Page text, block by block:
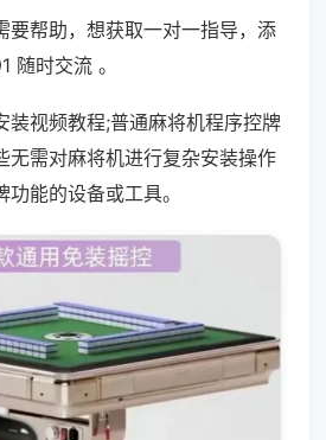
要帮助，想获取一对一指导，添
随时交流 。
装视频教程;普通麻将机程序控牌
无需对麻将机进行复杂安装操作
能的设备或工具。